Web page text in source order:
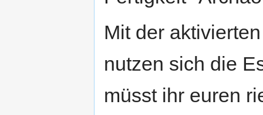
Mit der
nutzen sich die
müsst ihr euren